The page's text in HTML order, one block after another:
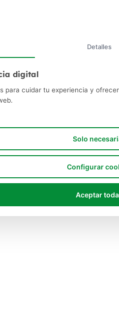
Detalles
digital
para cuidar tu experiencia y
Solo
Configurar
Aceptar